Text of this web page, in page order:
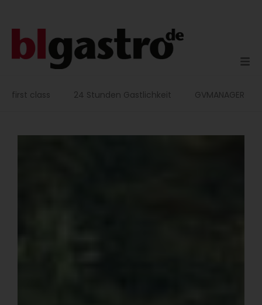
first class 24 Stunden Gastlichkeit GVMANAGER